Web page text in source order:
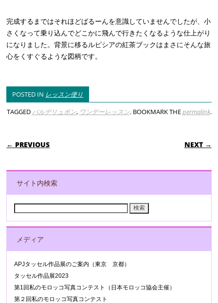
完成するまではそれほどばるーんを意識していませんでしたが、小
さくなって乗り込んでどこかに飛んで行きたくなるような仕上がり
になりました。背景に移るルピシアの紅茶ブックはまさにそんな旅
心をくすぐるような図柄です。
POSTED IN レッスン便り
TAGGEDバルデリュボン, ワンデーレッスン. BOOKMARK THEpermalink.
POST NAVIGATION
← PREVIOUS NEXT →
サイト内検索
メディア
APJタッセル作品展のご案内（東京 京都）
タッセル作品展2023
第1回私のモロッコ写真コンテスト（日本モロッコ協会主催）
第２回私のモロッコ写真コンテスト